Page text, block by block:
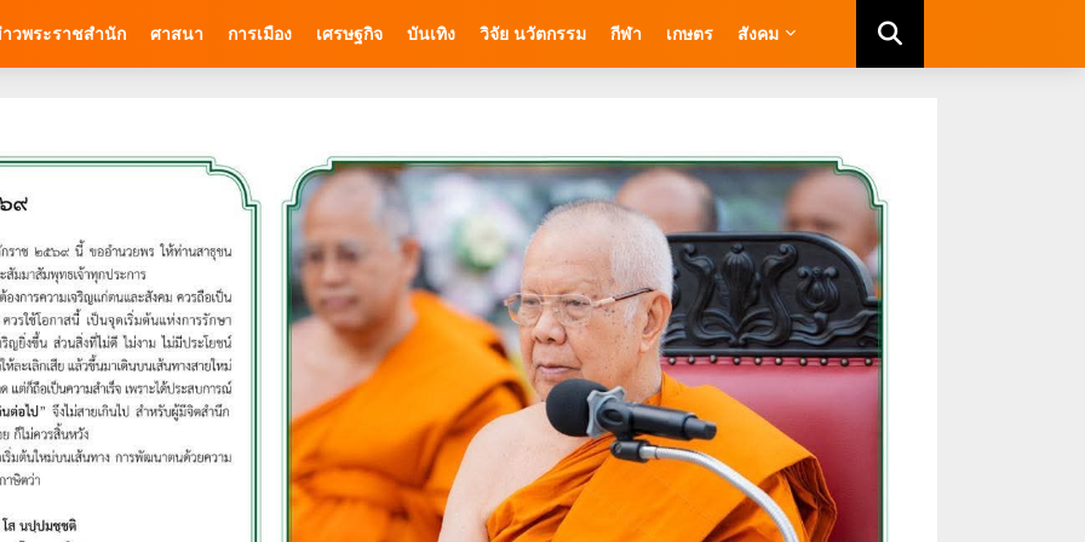
วพระราชสำนัก ศาสนา การเมือง เศรษฐกิจ บันเทิง วิจัย นวัตกรรม กีฬา เกษตร สังคม